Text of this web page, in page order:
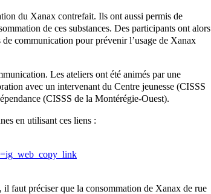
du Xanax contrefait. Ils ont aussi permis de
de ces substances. Des participants ont alors
communication pour prévenir l’usage de Xanax
Les ateliers ont été animés par une
avec un intervenant du Centre jeunesse (CISSS
(CISSS de la Montérégie-Ouest).
en utilisant ces liens :
faut préciser que la consommation de Xanax de rue